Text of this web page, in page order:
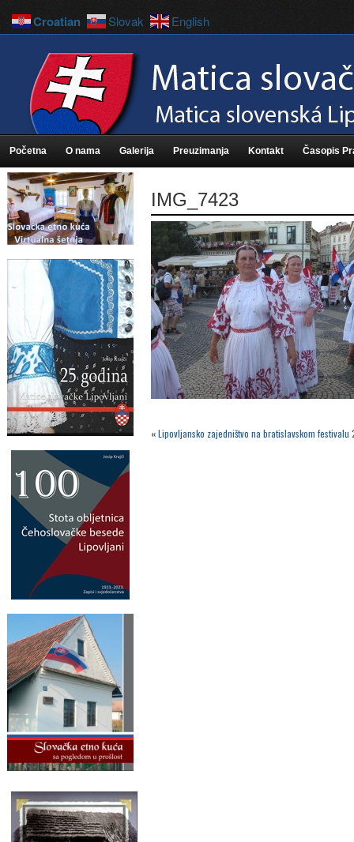
Početna O nama Galerija Preuzimanja Kontakt Časopis
IMG_7423
«Lipovljansko zajedništvo na bratislavskom
Croatian Slovak English